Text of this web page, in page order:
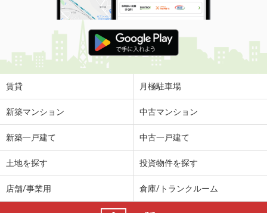
賃貸 月極駐車場
新築マンション 中古マンション
新築一戸建て 中古一戸建て
土地を探す 投資物件を探す
店舗/事業用 倉庫/トランクルーム